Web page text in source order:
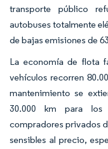
transporte público
autobuses totalmente
de bajas emisiones de
La economía de flota
vehículos recorren
mantenimiento se
30.000 km para los
compradores privados
sensibles al precio,